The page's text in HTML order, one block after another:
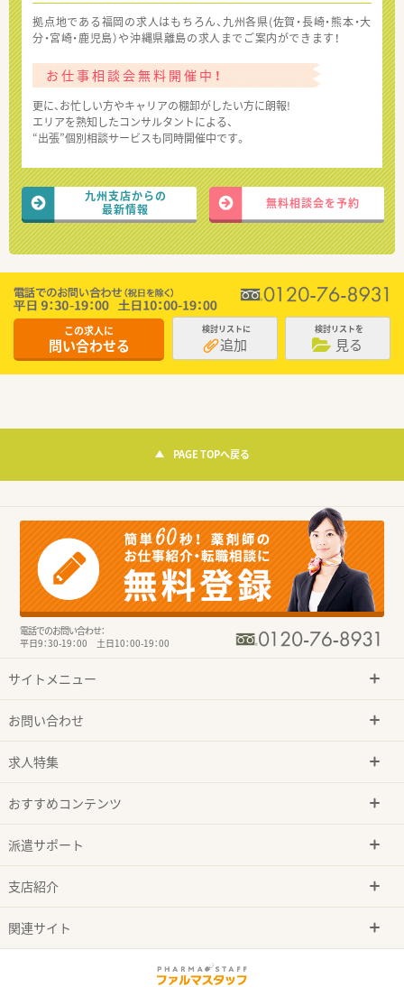
拠点地である福岡の求人はもちろん、九州各県(佐賀・長崎・熊本・大
分・宮崎・鹿児島）や沖縄県離島の求人までご案内ができます！
お仕事相談会無料開催中！
更に、お忙しい方やキャリアの棚卸がしたい方に朗報!
エリアを熟知したコンサルタントによる、
“出張”個別相談サービスも同時開催中です。
九州支店からの
最新情報
無料相談会を予約
この求人に
問い合わせる
検討リストに
追加
検討リストを
見る
PAGE TOPへ戻る
電話でのお問い合わせ：
平日9：30-19：00 土日10：00-19：00
サイトメニュー
お問い合わせ
求人特集
おすすめコンテンツ
派遣サポート
支店紹介
関連サイト